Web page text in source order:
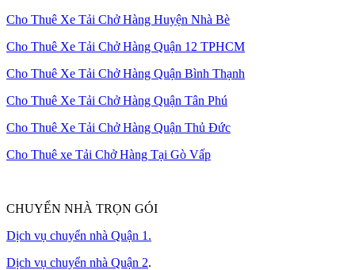
Cho Thuê Xe Tải Chở Hàng Huyện Nhà Bè
Cho Thuê Xe Tải Chở Hàng Quận 12 TPHCM
Cho Thuê Xe Tải Chở Hàng Quận Bình Thạnh
Cho Thuê Xe Tải Chở Hàng Quận Tân Phú
Cho Thuê Xe Tải Chở Hàng Quận Thủ Đức
Cho Thuê xe Tải Chở Hàng Tại Gò Vấp
CHUYỂN NHÀ TRỌN GÓI
Dịch vụ chuyển nhà Quận 1.
Dịch vụ chuyển nhà Quận 2.